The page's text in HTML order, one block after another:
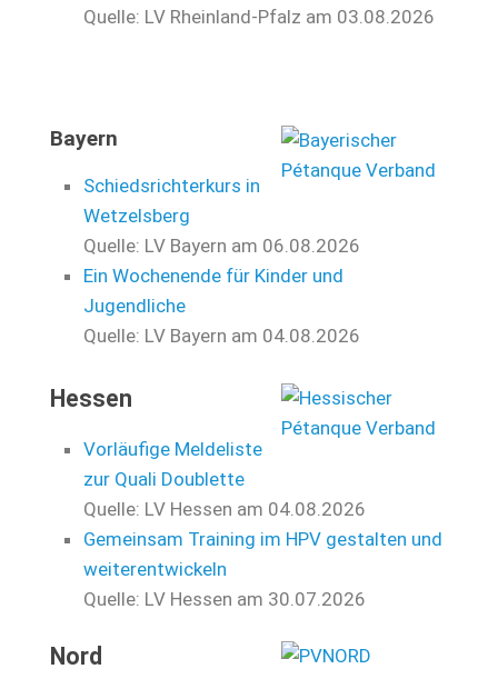
Quelle: LV Rheinland-Pfalz am 03.08.2026
Bayern
Schiedsrichterkurs in
Wetzelsberg
Quelle: LV Bayern am 06.08.2026
Ein Wochenende für Kinder und
Jugendliche
Quelle: LV Bayern am 04.08.2026
Hessen
Vorläufige Meldeliste
zur Quali Doublette
Quelle: LV Hessen am 04.08.2026
Gemeinsam Training im HPV gestalten und
weiterentwickeln
Quelle: LV Hessen am 30.07.2026
Nord